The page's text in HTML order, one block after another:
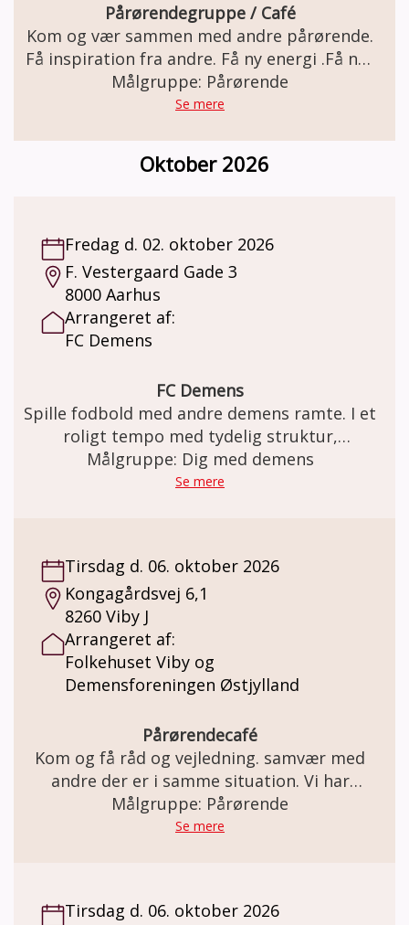
Pårørendegruppe / Café
Kom og vær sammen med andre pårørende.
Få inspiration fra andre. Få ny energi .Få nye
bekendskaber. Vi slutter af med at spise
sammen.
Målgruppe: Pårørende
Se mere
Oktober 2026
Fredag d. 02. oktober 2026
F. Vestergaard Gade 3
8000 Aarhus
Arrangeret af:
FC Demens
FC Demens
Spille fodbold med andre demens ramte. I et
roligt tempo med tydelig struktur,
gentagelser, tålmodighed og omsorg. Kom
og være med når FC Demens træner fodbold
fodboldspiller eller aldrig har haft
fodboldstøvlerne på før.
Målgruppe: Dig med demens
Se mere
Tirsdag d. 06. oktober 2026
Kongagårdsvej 6,1
8260 Viby J
Arrangeret af:
Folkehuset Viby og
Demensforeningen Østjylland
Pårørendecafé
Kom og få råd og vejledning. samvær med
andre der er i samme situation. Vi har
kaffe/te med en bolle til.
Målgruppe: Pårørende
Se mere
Tirsdag d. 06. oktober 2026